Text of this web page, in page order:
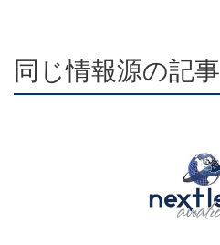
同じ情報源の記事